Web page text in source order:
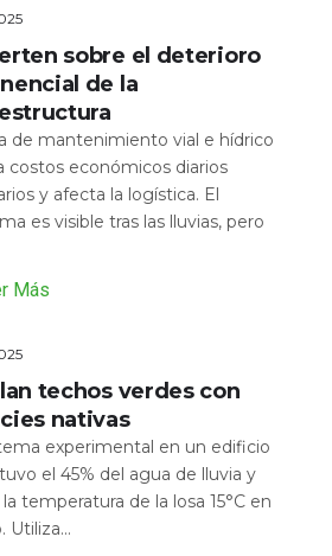
sobre el deterioro
de la
de mantenimiento vial e hídrico
costos económicos diarios
y afecta la logística. El
es visible tras las lluvias, pero
Más
techos verdes con
nativas
experimental en un edificio
el 45% del agua de lluvia y
temperatura de la losa 15°C en
Utiliza...